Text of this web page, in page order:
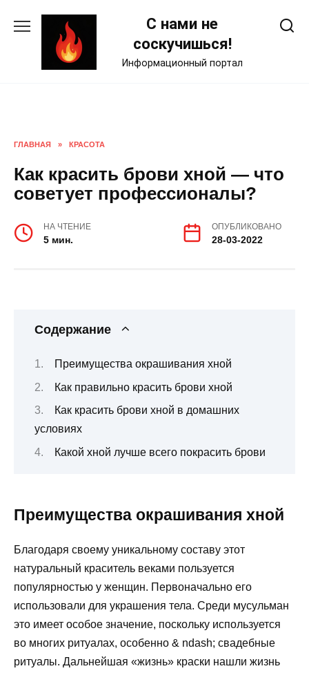
С нами не
соскучишься!
Информационный портал
ГЛАВНАЯ » КРАСОТА
Как красить брови хной — что
советует профессионалы?
НА ЧТЕНИЕ
5 мин.
ОПУБЛИКОВАНО
28-03-2022
Содержание
Преимущества окрашивания хной
Как правильно красить брови хной
Как красить брови хной в домашних
условиях
Какой хной лучше всего покрасить брови
Преимущества окрашивания хной
Благодаря своему уникальному составу этот
натуральный краситель веками пользуется
популярностью у женщин. Первоначально его
использовали для украшения тела. Среди мусульман
это имеет особое значение, поскольку используется
во многих ритуалах, особенно & ndash; свадебные
ритуалы. Дальнейшая «жизнь» краски нашли жизнь